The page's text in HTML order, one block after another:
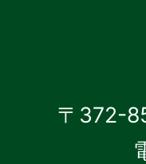
〒372-